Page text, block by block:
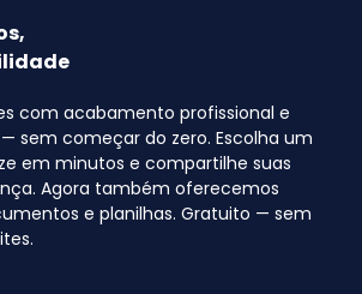
com acabamento profissional e
sem começar do zero. Escolha um
em minutos e compartilhe suas
Agora também oferecemos
e planilhas. Gratuito — sem